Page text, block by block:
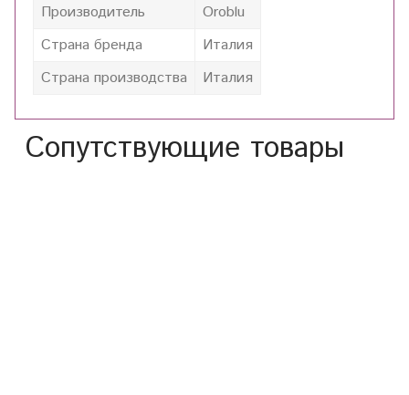
Производитель
Oroblu
Страна бренда
Италия
Страна производства
Италия
Сопутствующие товары